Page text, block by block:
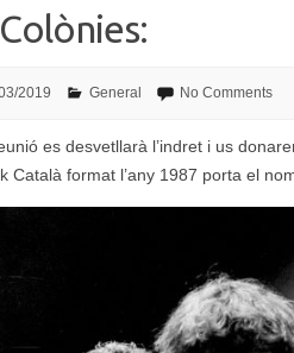
2019 General No Comments
es desvetllarà l’indret i us
Català format l’any 1987 porta el